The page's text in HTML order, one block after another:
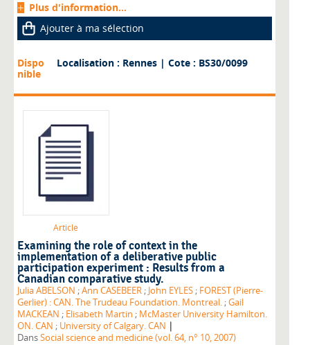
Plus d'information...
Ajouter à ma sélection
Dispo
nible
Localisation : Rennes | Cote : BS30/0099
Article
Examining the role of context in the
implementation of a deliberative public
participation experiment : Results from a
Canadian comparative study.
Julia ABELSON ;Ann CASEBEER ; John EYLES ; FOREST (Pierre-
Gerlier) : CAN. The Trudeau Foundation. Montreal. ;Gail
MACKEAN ; Elisabeth Martin ; McMaster University Hamilton.
ON. CAN ; University of Calgary. CAN |
DansSocial science and medicine (vol. 64, n° 10, 2007)